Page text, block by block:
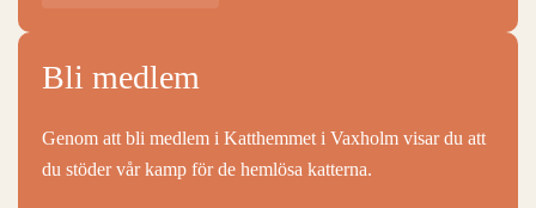
Bli medlem
Genom att bli medlem i Katthemmet i Vaxholm visar du att
du stöder vår kamp för de hemlösa katterna.